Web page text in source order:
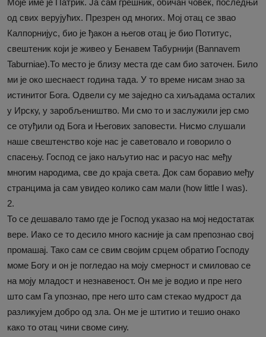
Моје име је Патрик. Ја сам грешник, обичан човек, последњи
од свих верујућих. Презрен од многих. Мој отац се звао
Калпорнијус, био је ђакон а његов отац је био Потитус,
свештеник који је живео у Бенавем Табурнији (Bannavem
Taburniae).То место је близу места где сам био заточен. Било
ми је око шеснаест година тада. У то време нисам знао за
истинитог Бога. Одвели су ме заједно са хиљадама осталих
у Ирску, у заробљеништво. Ми смо то и заслужили јер смо
се отуђили од Бога и Његових заповести. Нисмо слушали
наше свештенство које нас је саветовало и говорило о
спасењу. Господ се јако наљутио нас и расуо нас међу
многим народима, све до краја света. Док сам боравио међу
странцима ја сам увидео колико сам мали (how little I was).
2.
То се дешавало тамо где је Господ указао на мој недостатак
вере. Иако се то десило много касније ја сам препознао свој
промашај. Тако сам се свим својим срцем обратио Господу
моме Богу и он је погледао на моју смерност и смиловао се
на моју младост и незнавеност. Он ме је водио и пре него
што сам Га упознао, пре него што сам стекао мудрост да
разликујем добро од зла. Он ме је штитио и тешио онако
како то отац чини своме сину.